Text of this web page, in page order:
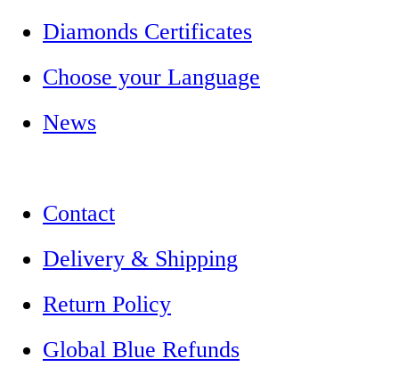
Diamonds Certificates
Choose your Language
News
Contact
Delivery & Shipping
Return Policy
Global Blue Refunds